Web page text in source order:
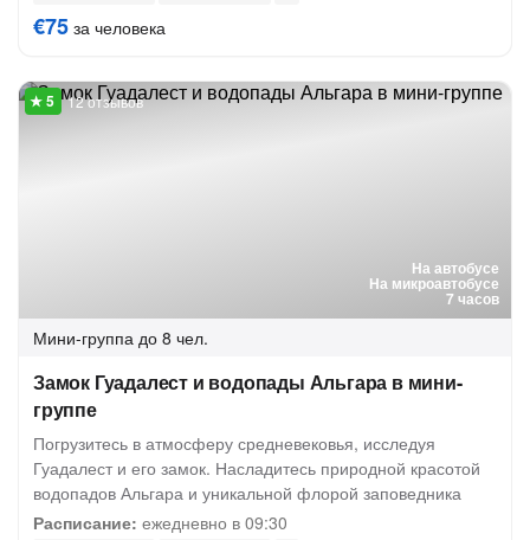
€75 за человека
На автобусе
На микроавтобусе
7 часов
12 отзывов
Мини-группа до 8 чел.
Замок Гуадалест и водопады Альгара в мини-
группе
Погрузитесь в атмосферу средневековья, исследуя
Гуадалест и его замок. Насладитесь природной красотой
водопадов Альгара и уникальной флорой заповедника
Расписание: ежедневно в 09:30